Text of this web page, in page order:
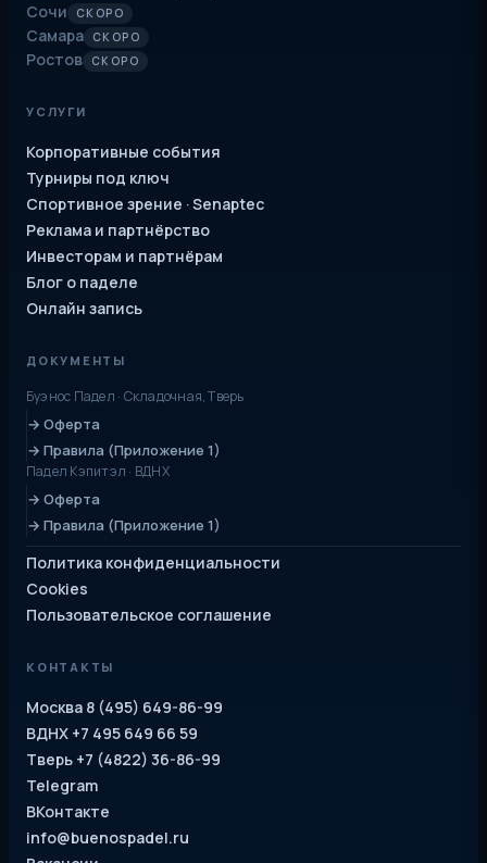
Сочи СКОРО
Самара СКОРО
Ростов СКОРО
УСЛУГИ
Корпоративные события
Турниры под ключ
Спортивное зрение · Senaptec
Реклама и партнёрство
Инвесторам и партнёрам
Блог о паделе
Онлайн запись
ДОКУМЕНТЫ
Буэнос Падел · Складочная, Тверь
→ Оферта
→ Правила (Приложение 1)
Падел Кэпитэл · ВДНХ
→ Оферта
→ Правила (Приложение 1)
Политика конфиденциальности
Cookies
Пользовательское соглашение
КОНТАКТЫ
Москва 8 (495) 649-86-99
ВДНХ +7 495 649 66 59
Тверь +7 (4822) 36-86-99
Telegram
ВКонтакте
info@buenospadel.ru